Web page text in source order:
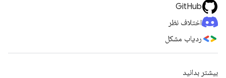
GitHub
اختلاف نظر
ردیاب مشکل
بیشتر بدانید